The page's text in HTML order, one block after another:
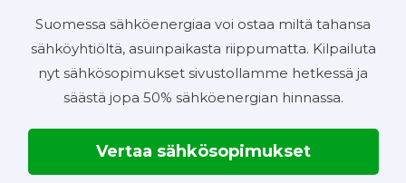
Suomessa sähköenergiaa voi ostaa miltä tahansa
sähköyhtiöltä, asuinpaikasta riippumatta. Kilpailuta
nyt sähkösopimukset sivustollamme hetkessä ja
säästä jopa 50% sähköenergian hinnassa.
Vertaa sähkösopimukset